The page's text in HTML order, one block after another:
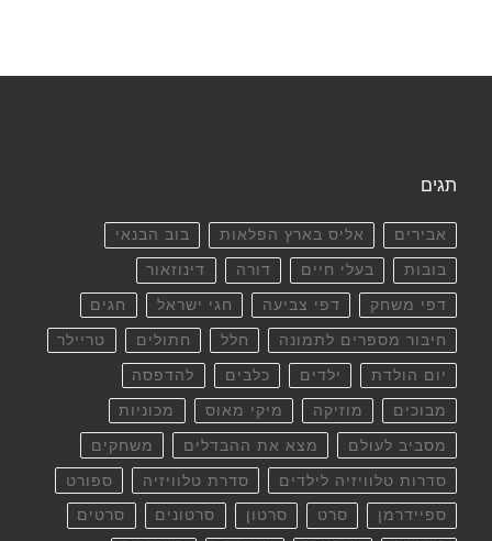
תגים
אבירים אליס בארץ הפלאות בוב הבנאי
בובות בעלי חיים דורה דינוזאור
דפי משחק דפי צביעה חגי ישראל חגים
חיבור מספרים לתמונה חלל חתולים טריילר
יום הולדת ילדים כלבים להדפסה
מבוכים מוזיקה מיקי מאוס מכוניות
מסביב לעולם מצא את ההבדלים משחקים
סדרות טלוויזיה לילדים סדרת טלוויזיה ספורט
ספיידרמן סרט סרטון סרטונים סרטים